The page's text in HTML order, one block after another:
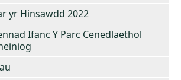
yr Hinsawdd 2022
Ifanc Y Parc Cenedlaethol